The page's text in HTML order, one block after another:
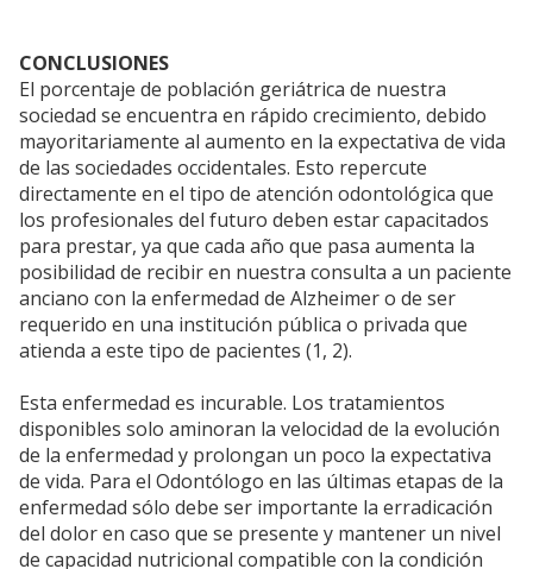
CONCLUSIONES
El porcentaje de población geriátrica de nuestra
sociedad se encuentra en rápido crecimiento, debido
mayoritariamente al aumento en la expectativa de vida
de las sociedades occidentales. Esto repercute
directamente en el tipo de atención odontológica que
los profesionales del futuro deben estar capacitados
para prestar, ya que cada año que pasa aumenta la
posibilidad de recibir en nuestra consulta a un paciente
anciano con la enfermedad de Alzheimer o de ser
requerido en una institución pública o privada que
atienda a este tipo de pacientes (1, 2).
Esta enfermedad es incurable. Los tratamientos
disponibles solo aminoran la velocidad de la evolución
de la enfermedad y prolongan un poco la expectativa
de vida. Para el Odontólogo en las últimas etapas de la
enfermedad sólo debe ser importante la erradicación
del dolor en caso que se presente y mantener un nivel
de capacidad nutricional compatible con la condición